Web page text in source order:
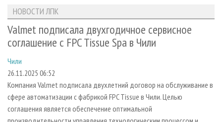
ЛЕСОЗАГОТОВКА
ЛЕСОПИЛЕНИЕ
СУШКА ДРЕВЕСИНЫ
ПРОИЗВОДСТВО ДРЕВЕСНЫХ ПЛИТ
ДЕРЕВЯННОЕ ДОМОСТРОЕНИЕ
НОВОСТИ ЛПК
НОВОСТИ ЖУРНАЛА
ПРОЕКТЫ ЛПИ
АНАЛИТИКА
ПРЕДПРИЯТИЯ ЛПК
ПЕРСОНЫ
МОБИЛЬНЫЕ ВЫСТАВКИ
ОФИЦИАЛЬНЫЕ ДЕЛЕГАЦИИ
АРХИВ
АРХИВ ЖУРНАЛОВ
О ЖУРНАЛЕ
КОНТАКТЫ
РЕКЛАМОДАТЕЛЯМ
РЕКЛАМА
РЕКЛАМА НА САЙТЕ
НОВОСТИ ЛПК
Valmet подписала двухгодичное сервисное
соглашение с FPC Tissue Spa в Чили
Чили
26.11.2025 06:52
Компания Valmet подписала двухлетний договор на обслуживание в
сфере автоматизации с фабрикой FPC Tissue в Чили. Целью
соглашения является обеспечение оптимальной